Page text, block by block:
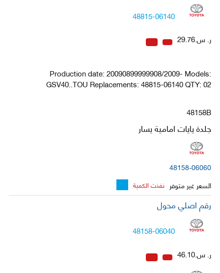
48815-06140
ر. س.29.76
Production date: 20090899999908/2009- Models:
GSV40..TOU Replacements: 48815-06140 QTY: 02
48158B
جلدة يايات امامية يسار
48158-06060
السعر غير متوفر نفذت الكمية
رقم اصلي محول
48158-06040
ر. س.46.10